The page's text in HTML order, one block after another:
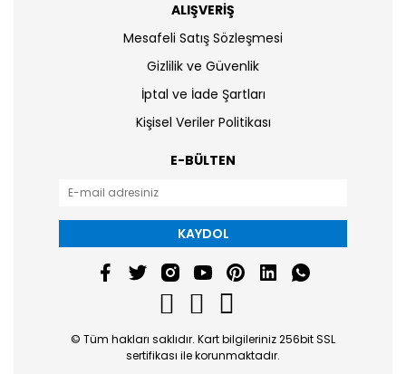
ALIŞVERİŞ
Mesafeli Satış Sözleşmesi
Gizlilik ve Güvenlik
İptal ve İade Şartları
Kişisel Veriler Politikası
E-BÜLTEN
KAYDOL
© Tüm hakları saklıdır. Kart bilgileriniz 256bit SSL
sertifikası ile korunmaktadır.